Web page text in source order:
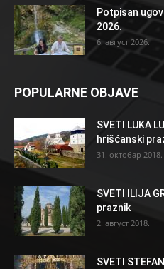
Potpisan
2026.
6. август 2026.
POPULARNE OBJAVE
SVETI LUKA
hrišćanski
31. октобар 2018.
SVETI ILIJA
praznik
2. август 2018.
SVETI